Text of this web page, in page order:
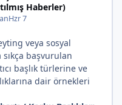
Haberler)
Hzr 7
veya sosyal
başvurulan
başlık türlerine ve
dair örnekleri